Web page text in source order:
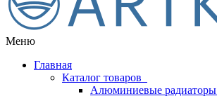
Меню
Главная
Каталог товаров
Алюминиевые радиаторы